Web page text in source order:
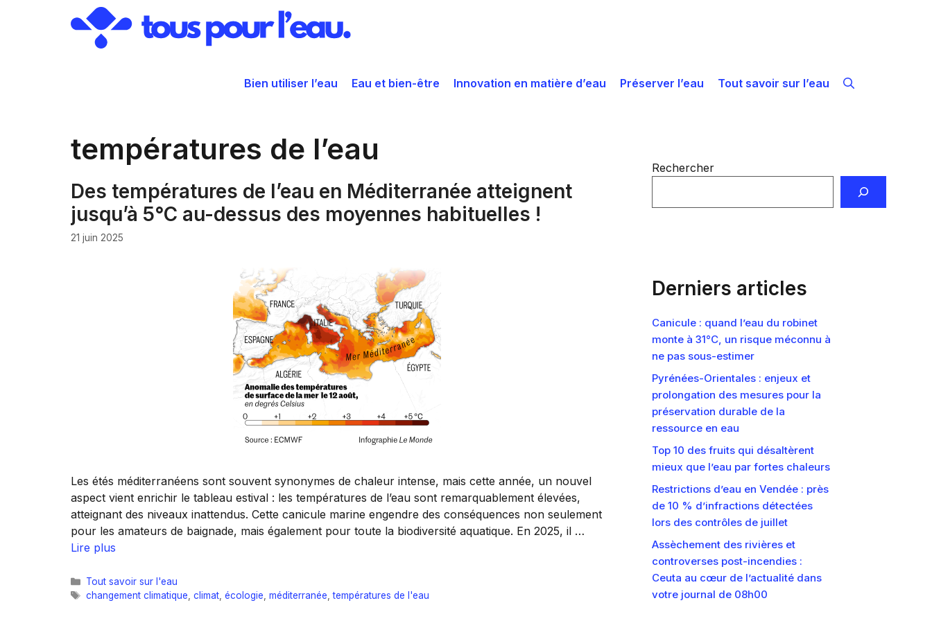
Bien utiliser l’eau Eau et bien-être Innovation en matière d’eau Préserver l’eau Tout savoir sur l’eau
températures de l’eau
Des températures de l’eau en Méditerranée atteignent
jusqu’à 5°C au-dessus des moyennes habituelles !
21 juin 2025
Les étés méditerranéens sont souvent synonymes de chaleur intense, mais cette année, un nouvel
aspect vient enrichir le tableau estival : les températures de l’eau sont remarquablement élevées,
atteignant des niveaux inattendus. Cette canicule marine engendre des conséquences non seulement
pour les amateurs de baignade, mais également pour toute la biodiversité aquatique. En 2025, il …
Lire plus
Catégories
Tout savoir sur l'eau
Étiquettes
changement climatique climat, écologie méditerranée ,températures de l'eau
Rechercher
Derniers articles
Canicule : quand l’eau du robinet
monte à 31°C, un risque méconnu à
ne pas sous-estimer
Pyrénées-Orientales : enjeux et
prolongation des mesures pour la
préservation durable de la
ressource en eau
Top 10 des fruits qui désaltèrent
mieux que l’eau par fortes chaleurs
Restrictions d’eau en Vendée : près
de 10 % d’infractions détectées
lors des contrôles de juillet
Assèchement des rivières et
controverses post-incendies :
Ceuta au cœur de l’actualité dans
votre journal de 08h00